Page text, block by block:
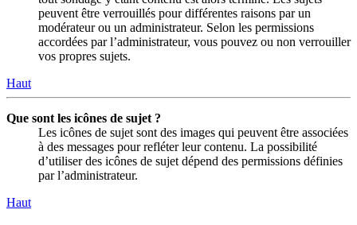
peuvent être verrouillés pour différentes raisons par un
modérateur ou un administrateur. Selon les permissions
accordées par l’administrateur, vous pouvez ou non verrouiller
vos propres sujets.
Haut
Que sont les icônes de sujet ?
Les icônes de sujet sont des images qui peuvent être associées
à des messages pour refléter leur contenu. La possibilité
d’utiliser des icônes de sujet dépend des permissions définies
par l’administrateur.
Haut